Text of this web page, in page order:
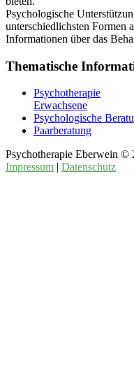
Psychologische
unterschiedlichsten Formen
Informationen über das
Thematische
Psychotherapie
Erwachsene
Psychologische
Paarberatung
Psychotherapie Eberwein ©
Impressum | Datenschutz